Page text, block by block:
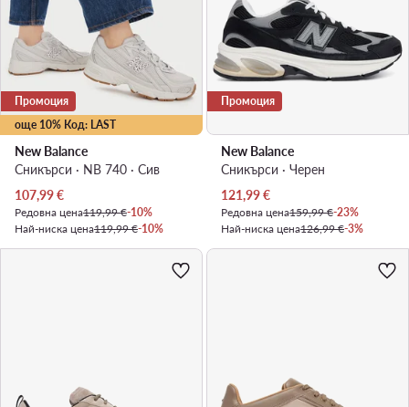
още 10% Код: LAST
Промоция
New Balance
Сникърси · NB 740 · Сив
Актуална цена
107,99€
Редовна цена119,99 €-10%
Най-ниска цена119,99 €-10%
Промоция
New Balance
Сникърси · Черен
Актуална цена
121,99€
Редовна цена159,99 €-23%
Най-ниска цена126,99 €-3%